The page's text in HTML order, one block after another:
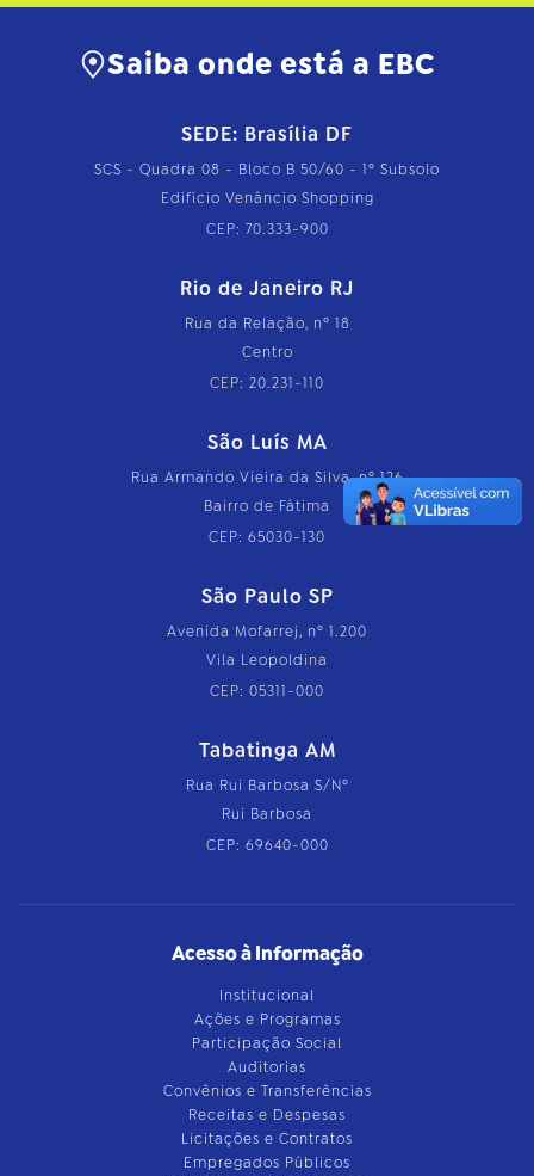
Saiba onde está a EBC
SEDE: Brasília DF
SCS - Quadra 08 - Bloco B 50/60 - 1º Subsolo
Edifício Venâncio Shopping
CEP: 70.333-900
Rio de Janeiro RJ
Rua da Relação, nº 18
Centro
CEP: 20.231-110
São Luís MA
Rua Armando Vieira da Silva, nº 126
Bairro de Fátima
CEP: 65030-130
São Paulo SP
Avenida Mofarrej, nº 1.200
Vila Leopoldina
CEP: 05311-000
Tabatinga AM
Rua Rui Barbosa S/Nº
Rui Barbosa
CEP: 69640-000
Acesso à Informação
Institucional
Ações e Programas
Participação Social
Auditorias
Convênios e Transferências
Receitas e Despesas
Licitações e Contratos
Empregados Públicos